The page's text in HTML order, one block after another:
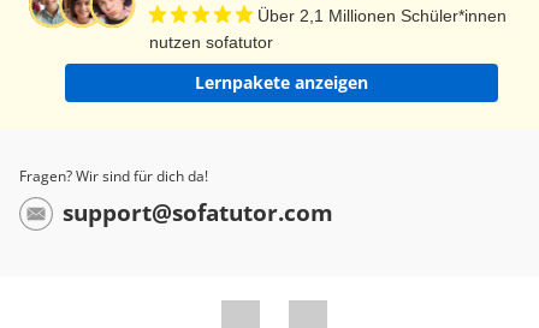
hinzufügen, wenn du in eine kleinere und Nullen
wegnehmen, wenn du in eine größere Einheit
umrechnen möchtest. 6 Zentimeter sind zum
jetzt auf. Tschüss.
Über 2,1 Millionen Schüler*innen
nutzen sofatutor
Lernpakete anzeigen
Fragen? Wir sind für dich da!
support@sofatutor.com